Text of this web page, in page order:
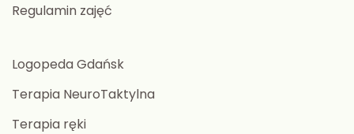
Regulamin zajęć
Logopeda Gdańsk
Terapia NeuroTaktylna
Terapia ręki